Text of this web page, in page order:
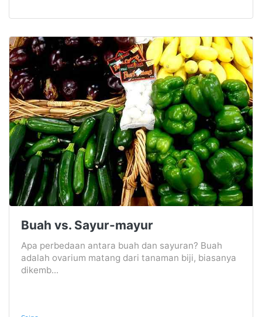
Buah vs. Sayur-mayur
Apa perbedaan antara buah dan sayuran? Buah
adalah ovarium matang dari tanaman biji, biasanya
dikemb...